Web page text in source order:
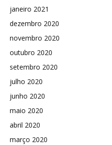
janeiro 2021
dezembro 2020
novembro 2020
outubro 2020
setembro 2020
julho 2020
junho 2020
maio 2020
abril 2020
março 2020